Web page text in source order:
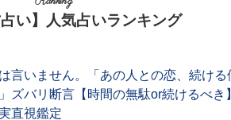
占い】人気占いランキング
言いません。「あの人との恋、続ける
ズバリ断言【時間の無駄or続けるべき
直視鑑定